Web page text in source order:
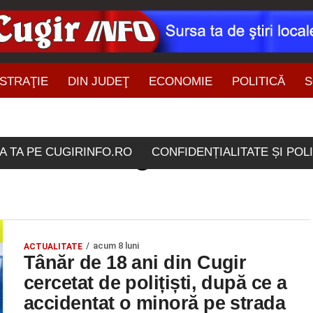
DIN JUDEŢ ECONOMIE POLITICĂ
TA PE CUGIRINFO.RO CONFIDENȚIALITATE ȘI
"fuga de la locul
ACTUALITATE acum 8 luni
Tânăr de 18 ani din Cugir
cercetat de polițiști, după ce a
accidentat o minoră pe strada